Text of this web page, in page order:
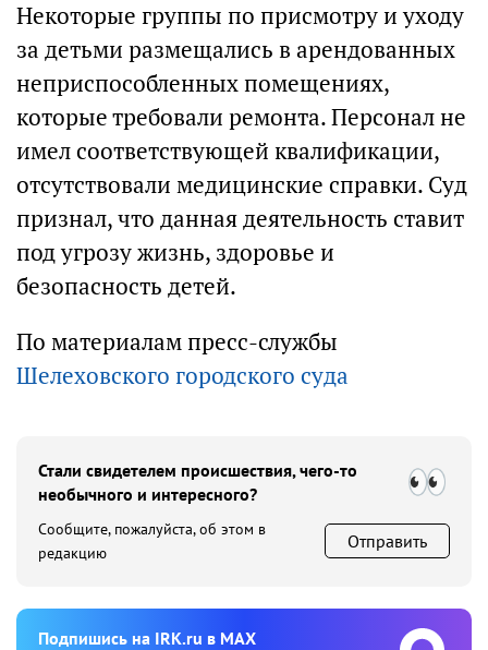
Некоторые группы по присмотру и уходу
за детьми размещались в арендованных
неприспособленных помещениях,
которые требовали ремонта. Персонал не
имел соответствующей квалификации,
отсутствовали медицинские справки. Суд
признал, что данная деятельность ставит
под угрозу жизнь, здоровье и
безопасность детей.
По материалам пресс-службы
Шелеховского городского суда
Стали свидетелем происшествия, чего-то
необычного и интересного?
Сообщите, пожалуйста, об этом в
редакцию
Отправить
Подпишиcь на IRK.ru в MAX